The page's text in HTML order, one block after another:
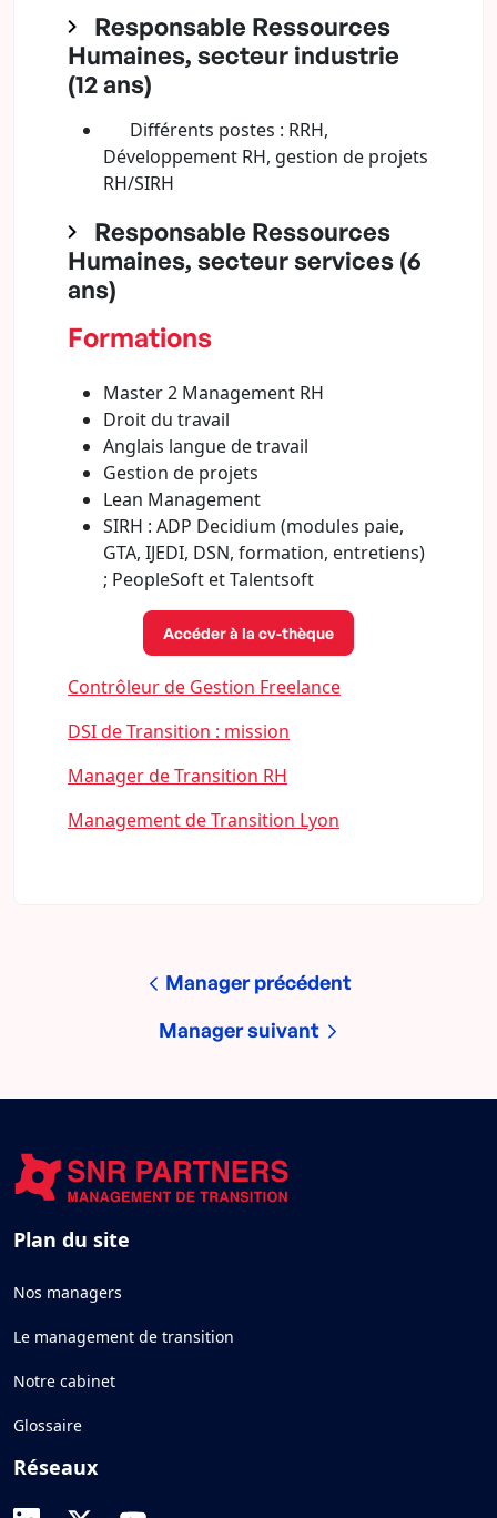
Responsable Ressources
Humaines, secteur industrie
(12 ans)
Différents postes : RRH,
Développement RH, gestion de projets
RH/SIRH
Responsable Ressources
Humaines, secteur services (6
ans)
Formations
Master 2 Management RH
Droit du travail
Anglais langue de travail
Gestion de projets
Lean Management
SIRH : ADP Decidium (modules paie,
GTA, IJEDI, DSN, formation, entretiens)
; PeopleSoft et Talentsoft
Accéder à la cv-thèque
Contrôleur de Gestion Freelance
DSI de Transition : mission
Manager de Transition RH
Management de Transition Lyon
Manager précédent
Manager suivant
Plan du site
Nos managers
Le management de transition
Notre cabinet
Glossaire
Réseaux